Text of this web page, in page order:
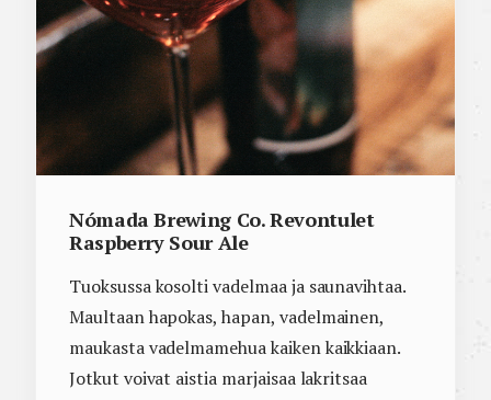
Nómada Brewing Co. Revontulet
Raspberry Sour Ale
Tuoksussa kosolti vadelmaa ja saunavihtaa.
Maultaan hapokas, hapan, vadelmainen,
maukasta vadelmamehua kaiken kaikkiaan.
Jotkut voivat aistia marjaisaa lakritsaa